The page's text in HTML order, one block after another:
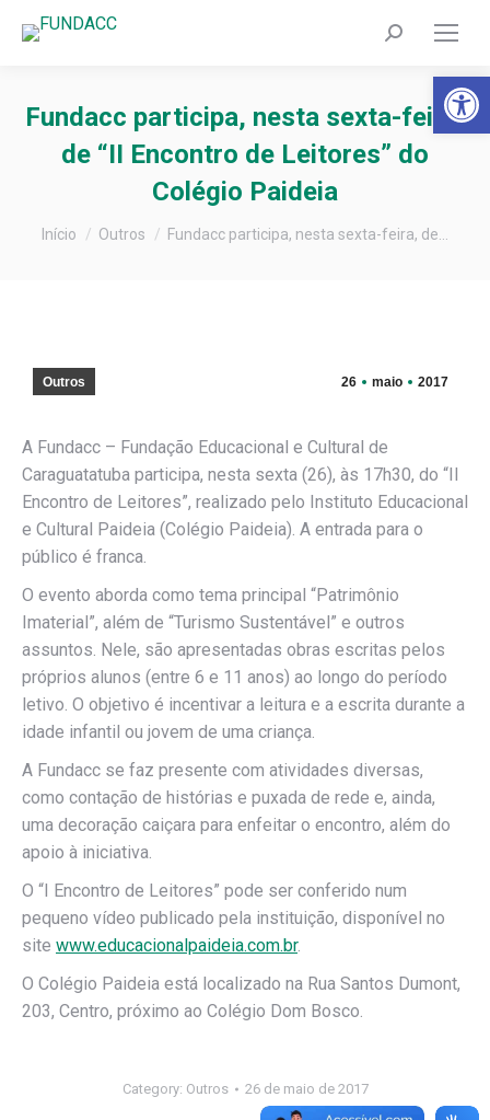
Barra de
Search:
Fundacc participa, nesta sexta-feira,
de “II Encontro de Leitores” do
Colégio Paideia
Você está aqui:
Início Outros Fundacc participa, nesta sexta-feira, de…
26 maio 2017
Outros
A Fundacc – Fundação Educacional e Cultural de
Caraguatatuba participa, nesta sexta (26), às 17h30, do “II
Encontro de Leitores”, realizado pelo Instituto Educacional
e Cultural Paideia (Colégio Paideia). A entrada para o
público é franca.
O evento aborda como tema principal “Patrimônio
Imaterial”, além de “Turismo Sustentável” e outros
assuntos. Nele, são apresentadas obras escritas pelos
próprios alunos (entre 6 e 11 anos) ao longo do período
letivo. O objetivo é incentivar a leitura e a escrita durante a
idade infantil ou jovem de uma criança.
A Fundacc se faz presente com atividades diversas,
como contação de histórias e puxada de rede e, ainda,
uma decoração caiçara para enfeitar o encontro, além do
apoio à iniciativa.
O “I Encontro de Leitores” pode ser conferido num
pequeno vídeo publicado pela instituição, disponível no
site www.educacionalpaideia.com.br.
O Colégio Paideia está localizado na Rua Santos Dumont,
203, Centro, próximo ao Colégio Dom Bosco.
Category: Outros 26 de maio de 2017